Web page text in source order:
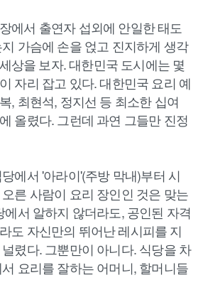
에서 출연자 섭외에 안일한 태도
가슴에 손을 얹고 진지하게 생각
상을 보자. 대한민국 도시에는 몇
자리 잡고 있다. 대한민국 요리 예
, 최현석, 정지선 등 최소한 십여
올렸다. 그런데 과연 그들만 진정
에서 '아라이'(주방 막내)부터 시
른 사람이 요리 장인인 것은 맞는
서 알하지 않더라도, 공인된 자격
도 자신만의 뛰어난 레시피를 지
렸다. 그뿐만이 아니다. 식당을 차
요리를 잘하는 어머니, 할머니들